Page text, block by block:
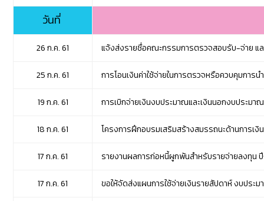
วันที่
26 ก.ค. 61 แจ้งส่งรายชื่อคณะกรรมการตรวจสอบรับ-จ่าย แ
25 ก.ค. 61 การโอนเงินค่าใช้จ่ายในการตรวจหรือควบคุมกา
19 ก.ค. 61 การเบิกจ่ายเงินงบประมาณและเงินนอกงบประมา
18 ก.ค. 61 โครงการฝึกอบรมเสริมสร้างสมรรถนะด้านการเ
17 ก.ค. 61 รายงานผลการก่อหนี้ผูกพันสำหรับรายจ่ายลงทุน
17 ก.ค. 61 ขอให้จัดส่งแผนการใช้จ่ายเงินรายสัปดาห์ งบประ